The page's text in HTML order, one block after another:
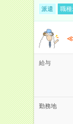
派遣 職種
≪
給与
勤務地